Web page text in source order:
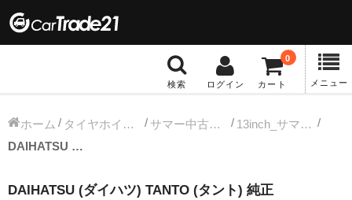
検索 ログイン カート
0
メニュー
冬タイヤホイール
ホーム タイヤホイールセット サマー中古タイヤホイール
13inch_サマー中古タイヤホイール
DAIHATSU (ダイハツ) TANTO (タント) 純正 13×4J(+40)100-4H リペア ブラックスチール DUNLOP (ダンロップ) ENASAVE (エナセーブ) EC204 新品 145/80R13 タイヤホイール 4本 [13gss021]
DAIHATSU (ダイハツ) TANTO (タント) 純正